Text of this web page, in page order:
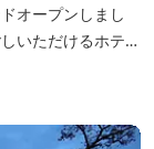
オープンしまし
いただけるホテル
ました。 目の前
山に囲まれ、自